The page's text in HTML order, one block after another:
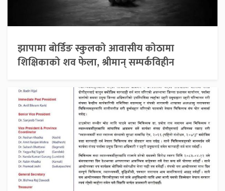
झापामा बोर्डिङ स्कुलको आवासीय कोठामा
शिक्षिकाको शव फेला, श्रीमान् सम्पर्कविहीन